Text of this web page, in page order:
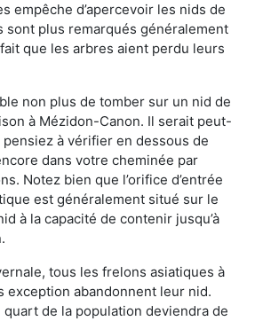
empêche d’apercevoir les nids de
sont plus remarqués généralement
que les arbres aient perdu leurs
non plus de tomber sur un nid de
à Mézidon-Canon. Il serait peut-
à vérifier en dessous de
dans votre cheminée par
Notez bien que l’orifice d’entrée
est généralement situé sur le
à la capacité de contenir jusqu’à
tous les frelons asiatiques à
exception abandonnent leur nid.
quart de la population deviendra de